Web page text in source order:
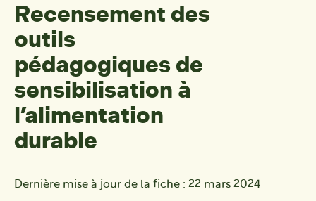
Recensement des
outils
pédagogiques de
sensibilisation à
l’alimentation
durable
Dernière mise à jour de la fiche : 22 mars 2024